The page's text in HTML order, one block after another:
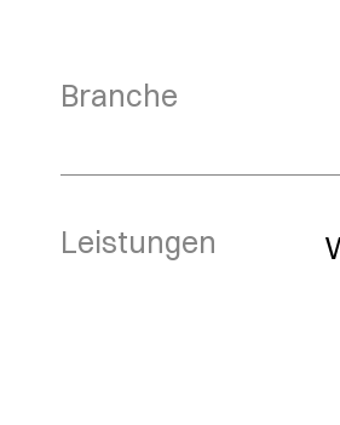
Branche
Leistungen